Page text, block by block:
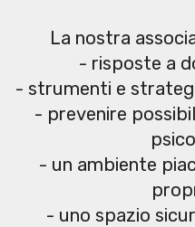
La nostra
- risposte a
- strumenti e
- prevenire
- un ambiente
- uno spazio